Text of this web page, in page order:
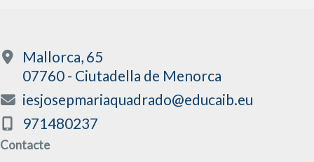
Mallorca, 65
07760 - Ciutadella de Menorca
iesjosepmariaquadrado@educaib.eu
971480237
Contacte